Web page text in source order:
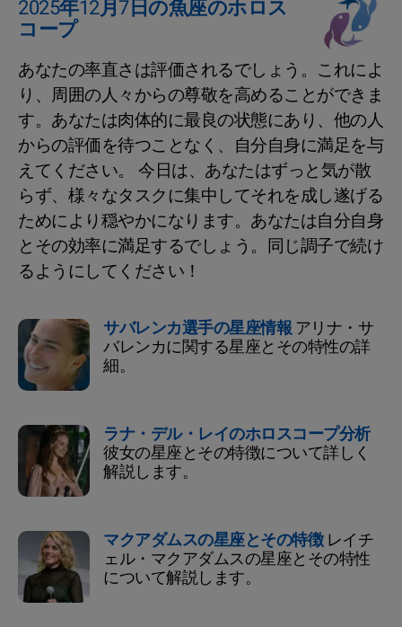
2025年12月7日の魚座のホロス
コープ
あなたの率直さは評価されるでしょう。これによ
り、周囲の人々からの尊敬を高めることができま
す。あなたは肉体的に最良の状態にあり、他の人
からの評価を待つことなく、自分自身に満足を与
えてください。 今日は、あなたはずっと気が散
らず、様々なタスクに集中してそれを成し遂げる
ためにより穏やかになります。あなたは自分自身
とその効率に満足するでしょう。同じ調子で続け
るようにしてください！
サバレンカ選手の星座情報アリナ・サ
バレンカに関する星座とその特性の詳
細。
ラナ・デル・レイのホロスコープ分析
彼女の星座とその特徴について詳しく
解説します。
マクアダムスの星座とその特徴 レイチ
ェル・マクアダムスの星座とその特性
について解説します。